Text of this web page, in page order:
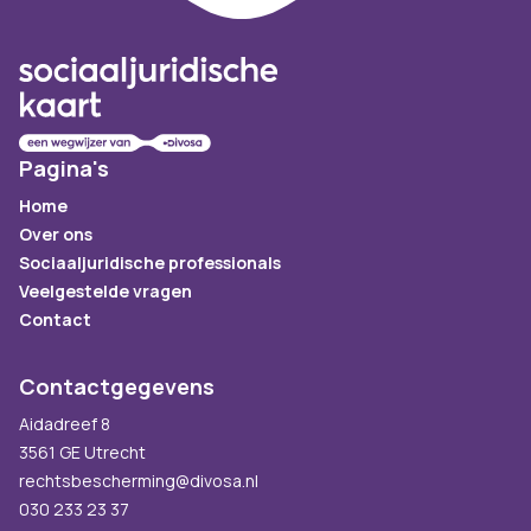
Pagina's
Home
Over ons
Sociaaljuridische professionals
Veelgestelde vragen
Contact
Contactgegevens
Aidadreef 8
3561 GE Utrecht
rechtsbescherming@divosa.nl
030 233 23 37